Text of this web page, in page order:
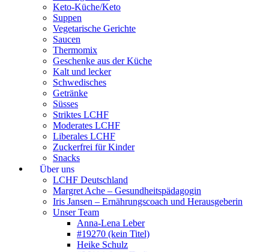
Keto-Küche/Keto
Suppen
Vegetarische Gerichte
Saucen
Thermomix
Geschenke aus der Küche
Kalt und lecker
Schwedisches
Getränke
Süsses
Striktes LCHF
Moderates LCHF
Liberales LCHF
Zuckerfrei für Kinder
Snacks
Über uns
LCHF Deutschland
Margret Ache – Gesundheitspädagogin
Iris Jansen – Ernährungscoach und Herausgeberin
Unser Team
Anna-Lena Leber
#19270 (kein Titel)
Heike Schulz